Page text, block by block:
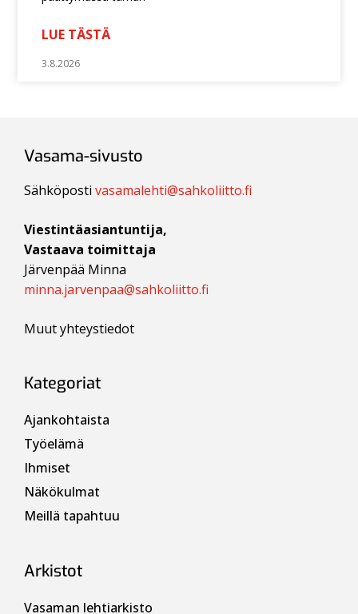
LUE TÄSTÄ
3.8.2026
Vasama-sivusto
Sähköpostivasamalehti@sahkoliitto.fi
Viestintäasiantuntija,
Vastaava toimittaja
Järvenpää Minna
minna.jarvenpaa@sahkoliitto.fi
Muut yhteystiedot
Kategoriat
Ajankohtaista
Työelämä
Ihmiset
Näkökulmat
Meillä tapahtuu
Arkistot
Vasaman lehtiarkisto